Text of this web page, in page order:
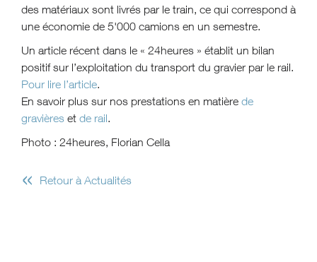
des matériaux sont livrés par le train, ce qui correspond à
une économie de 5'000 camions en un semestre.
Un article récent dans le « 24heures » établit un bilan
positif sur l’exploitation du transport du gravier par le rail.
Pour lire l’article.
En savoir plus sur nos prestations en matière de
gravières et de rail.
Photo : 24heures, Florian Cella
« Retour à Actualités